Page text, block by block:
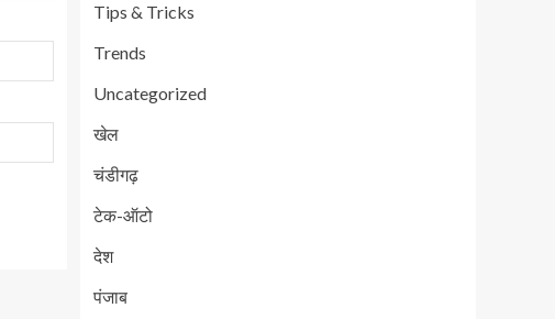
Tips & Tricks
Trends
Uncategorized
खेल
चंडीगढ़
टेक-ऑटो
देश
पंजाब